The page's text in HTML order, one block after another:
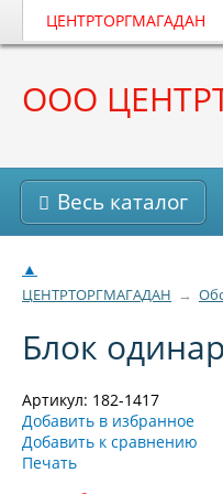
ЦЕНТРТОРГМАГАДАН
ООО
Весь каталог
▲
ЦЕНТРТОРГМАГАДАН →
Блок
Артикул: 182-1417
Добавить в избранное
Добавить к сравнению
Печать